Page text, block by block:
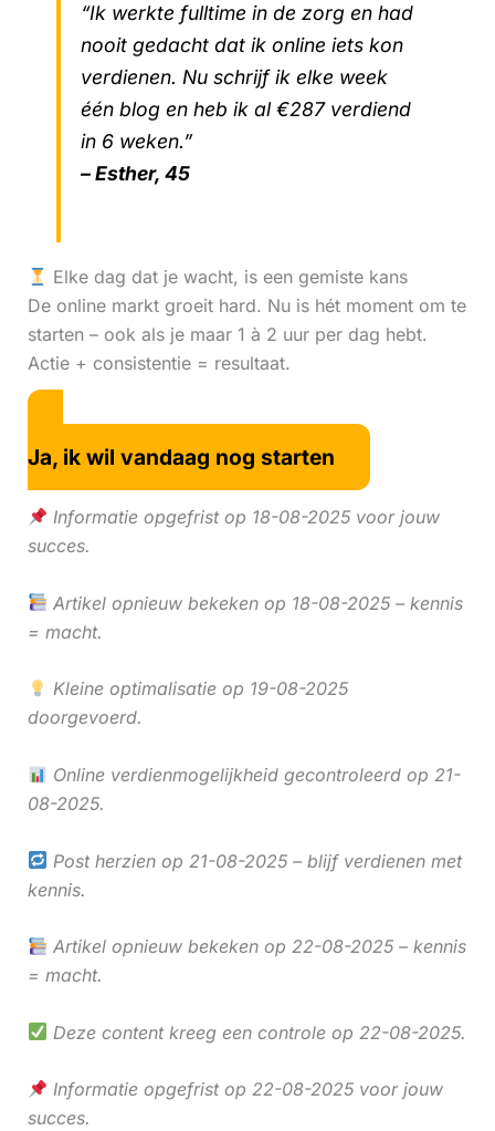
“Ik werkte fulltime in de zorg en had
nooit gedacht dat ik online iets kon
verdienen. Nu schrijf ik elke week
één blog en heb ik al €287 verdiend
in 6 weken.”
– Esther, 45
Elke dag dat je wacht, is een gemiste kans
De online markt groeit hard. Nu is hét moment om te
starten – ook als je maar 1 à 2 uur per dag hebt.
Actie + consistentie = resultaat.
Ja, ik wil vandaag nog starten
Informatie opgefrist op 18-08-2025 voor jouw
succes.
Artikel opnieuw bekeken op 18-08-2025 – kennis
= macht.
Kleine optimalisatie op 19-08-2025
doorgevoerd.
Online verdienmogelijkheid gecontroleerd op 21-
08-2025.
Post herzien op 21-08-2025 – blijf verdienen met
kennis.
Artikel opnieuw bekeken op 22-08-2025 – kennis
= macht.
Deze content kreeg een controle op 22-08-2025.
Informatie opgefrist op 22-08-2025 voor jouw
succes.